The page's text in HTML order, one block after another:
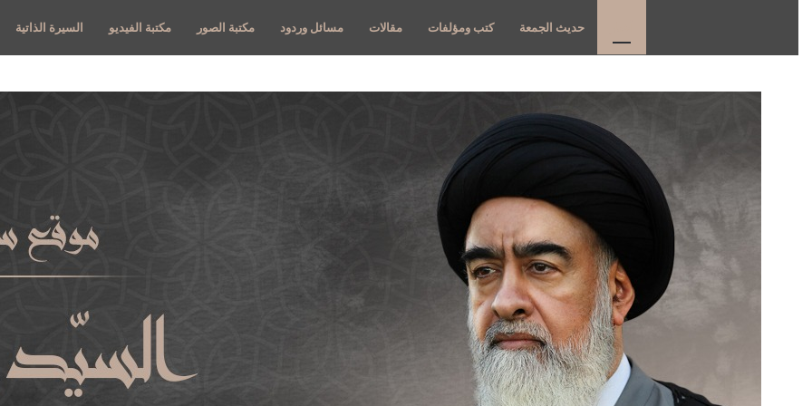
حديث الجمعة كتب ومؤلفات مقالات مسائل وردود مكتبة الصور مكتبة الفيديو السيرة الذاتية